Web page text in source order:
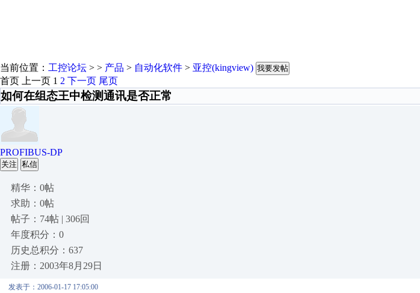
当前位置： 工控论坛 > > 产品 > 自动化软件 > 亚控(kingview) 我要发帖
首页 上一页 1 2 下一页 尾页
如何在组态王中检测通讯是否正常
PROFIBUS-DP
关注 私信
精华：0帖
求助：0帖
帖子：74帖 | 306回
年度积分：0
历史总积分：637
注册：2003年8月29日
发表于：2006-01-17 17:05:00